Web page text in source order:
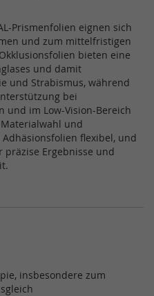
Prismenfolien eignen sich
und zum mittelfristigen
bieten eine
und damit
und Strabismus, während
bei
und im Low-Vision-Bereich
und
flexibel, und
Ergebnisse und
insbesondere zum